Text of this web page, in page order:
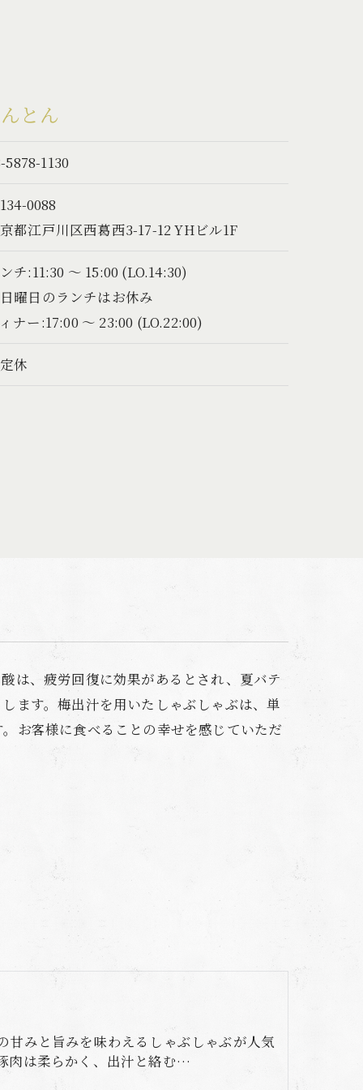
とん
5878-1130
0088
都江戸川区西葛西3-17-12 YHビル1F
チ:11:30 ～ 15:00 (LO.14:30)
曜日のランチはお休み
ナー:17:00 ～ 23:00 (LO.22:00)
休
は、疲労回復に効果があるとされ、夏バテ
ます。梅出汁を用いたしゃぶしゃぶは、単
お客様に食べることの幸せを感じていただ
甘みと旨みを味わえるしゃぶしゃぶが人気
肉は柔らかく、出汁と絡む…